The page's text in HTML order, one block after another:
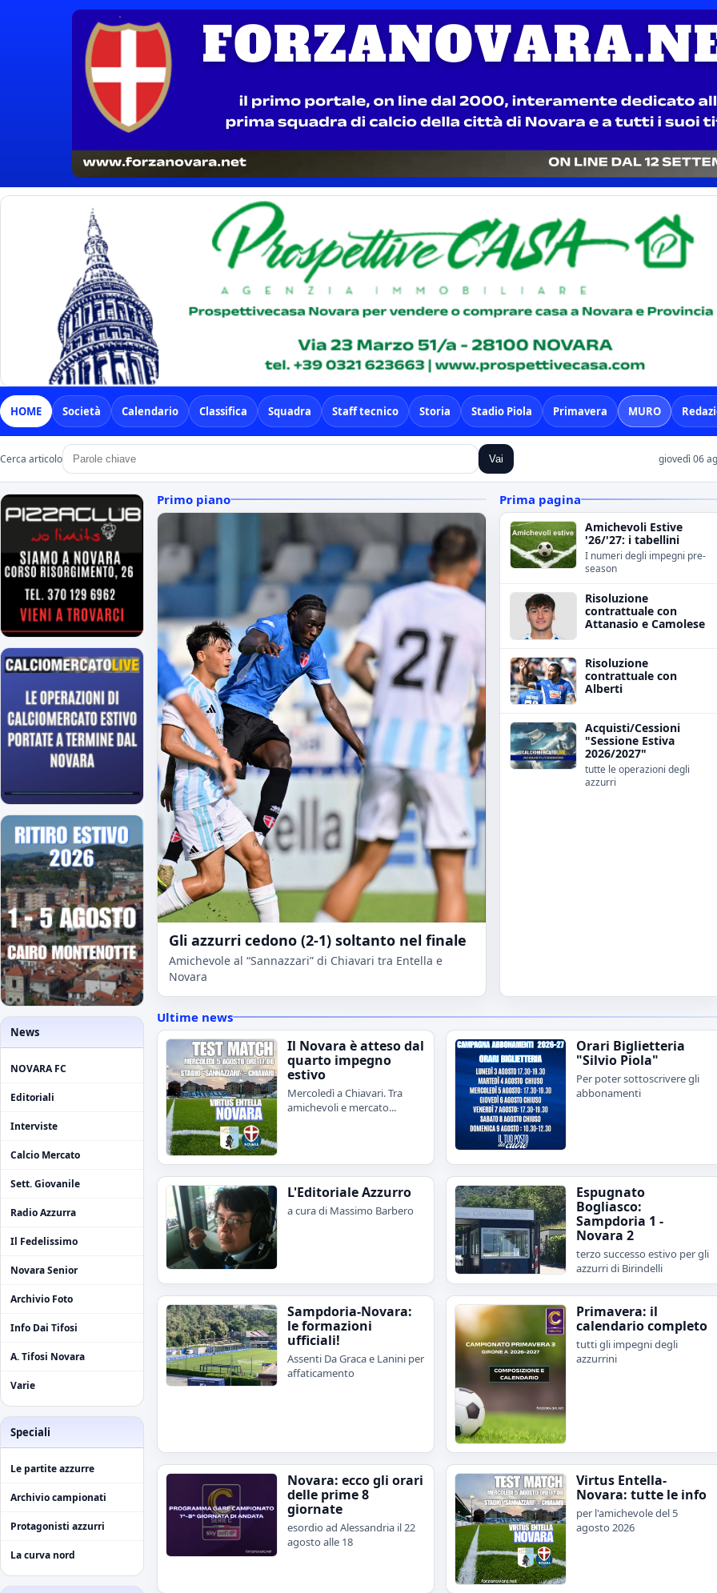
HOME Società Calendario Classifica Squadra Staff tecnico Storia Stadio Piola Primavera MURO
Cerca articolo Vai giovedì 06
News
NOVARA FC
Editoriali
Interviste
Calcio Mercato
Sett. Giovanile
Radio Azzurra
Il Fedelissimo
Novara Senior
Archivio Foto
Info Dai Tifosi
A. Tifosi Novara
Varie
Speciali
Le partite azzurre
Archivio campionati
Protagonisti azzurri
La curva nord
Primo piano
Gli azzurri cedono (2-1) soltanto nel finale
Amichevole al “Sannazzari” di Chiavari tra Entella e
Novara
Prima pagina
Amichevoli Estive
'26/'27: i tabellini
I numeri degli impegni pre-
season
Risoluzione
contrattuale con
Attanasio e Camolese
Risoluzione
contrattuale con
Alberti
Acquisti/Cessioni
"Sessione Estiva
2026/2027"
tutte le operazioni degli
azzurri
Ultime news
Il Novara è atteso dal
quarto impegno
estivo
Mercoledì a Chiavari. Tra
amichevoli e mercato...
Orari Biglietteria
"Silvio Piola"
Per poter sottoscrivere gli
abbonamenti
L'Editoriale Azzurro
a cura di Massimo Barbero
Espugnato
Bogliasco:
Sampdoria 1 -
Novara 2
terzo successo estivo per gli
azzurri di Birindelli
Sampdoria-Novara:
le formazioni
ufficiali!
Assenti Da Graca e Lanini per
affaticamento
Primavera: il
calendario completo
tutti gli impegni degli
azzurrini
Novara: ecco gli orari
delle prime 8
giornate
esordio ad Alessandria il 22
agosto alle 18
Virtus Entella-
Novara: tutte le info
per l'amichevole del 5
agosto 2026